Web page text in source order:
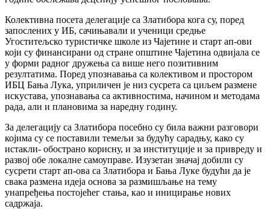
Општинско правобранилаштво
Месне заједнице
Јавна предузећа
Комунална милиција Општине Чајетина
Интерна ревизија
Услуге
Портал Е-управа
Колективна посета делегације са Златибора кога су, поред
запослених у ИБ, сачињавали и ученици средње
Угоститељско туристичке школе из Чајетине и старт ап-ови
који су финансирани од стране општине Чајетина одвијала се
у форми радног дружења са више него позитивним
резултатима. Поред упознавања са колективом и простором
ИБЦ Бања Лука, уприличен је низ сусрета са циљем размене
искустава, упознавања са активностима, начином и методама
рада, али и плановима за наредну годину.
За делегацију са Златибора посебно су била важни разговори
којима су се поставили темељи за будућу сарадњу, како су
истакли- обострано корисну, и за институције и за привреду и
развој обе локалне самоуправе. Изузетан значај добили су
сусрети старт ап-ова са Златибора и Бања Луке будући да је
свака размена идеја основа за размишљање на тему
унапређења постојећег стања, као и иницирање нових
садржаја.